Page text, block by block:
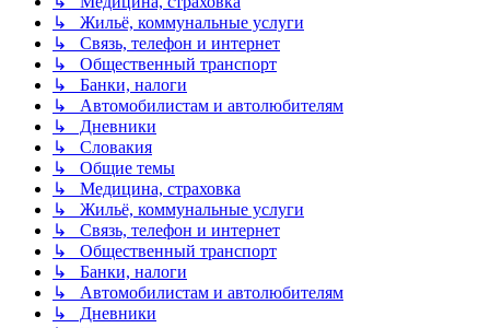
↳ Жильё, коммунальные услуги
↳ Связь, телефон и интернет
↳ Общественный транспорт
↳ Банки, налоги
↳ Автомобилистам и автолюбителям
↳ Дневники
↳ Словакия
↳ Общие темы
↳ Медицина, страховка
↳ Жильё, коммунальные услуги
↳ Связь, телефон и интернет
↳ Общественный транспорт
↳ Банки, налоги
↳ Автомобилистам и автолюбителям
↳ Дневники